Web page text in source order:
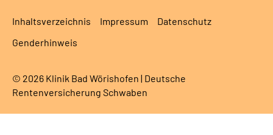
Inhaltsverzeichnis Impressum
Datenschutz
Genderhinweis
© 2026 Klinik Bad Wörishofen | Deutsche
Rentenversicherung Schwaben